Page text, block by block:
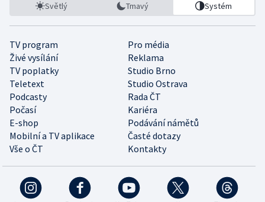
Světlý Tmavý Systém
TV program
Pro média
Živé vysílání
Reklama
TV poplatky
Studio Brno
Teletext
Studio Ostrava
Podcasty
Rada ČT
Počasí
Kariéra
E-shop
Podávání námětů
Mobilní a TV aplikace
Časté dotazy
Vše o ČT
Kontakty